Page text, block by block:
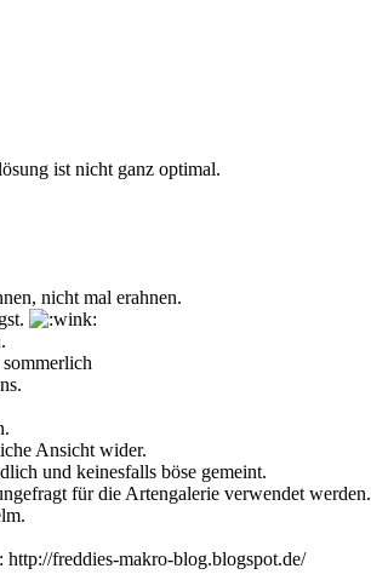
ist nicht ganz optimal.
nicht mal erahnen.
Ansicht wider.
und keinesfalls böse gemeint.
für die Artengalerie verwendet werden.
freddies-makro-blog.blogspot.de/